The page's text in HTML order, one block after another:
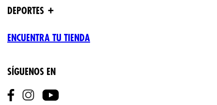
DEPORTES +
ENCUENTRA TU TIENDA
SÍGUENOS EN